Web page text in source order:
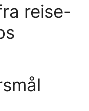
reise-